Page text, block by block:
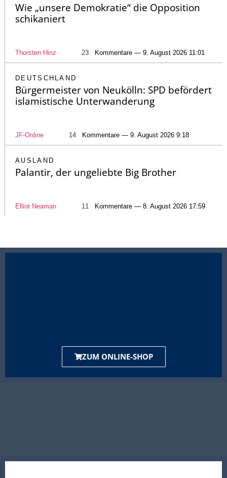
Wie „unsere Demokratie“ die Opposition
schikaniert
Thorsten Hinz 23 Kommentare — 9. August 2026 11:01
DEUTSCHLAND
Bürgermeister von Neukölln: SPD befördert
islamistische Unterwanderung
JF-Online 14 Kommentare — 9. August 2026 9:18
AUSLAND
Palantir, der ungeliebte Big Brother
Elliot Neaman 11 Kommentare — 8. August 2026 17:59
ZUM ONLINE-SHOP